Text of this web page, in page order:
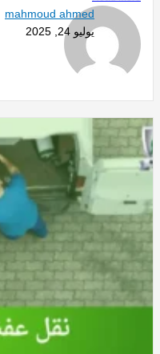
mahmoud ahmed
يوليو 24, 2025